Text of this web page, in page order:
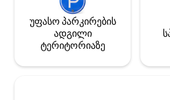
უფასო პარკირების
ადგილი
ტერიტორიაზე